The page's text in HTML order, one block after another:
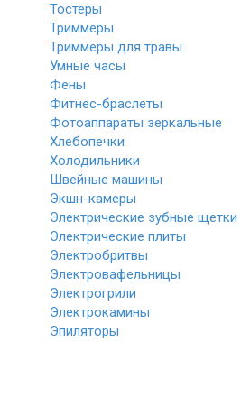
Тостеры
Триммеры
Триммеры для травы
Умные часы
Фены
Фитнес-браслеты
Фотоаппараты зеркальные
Хлебопечки
Холодильники
Швейные машины
Экшн-камеры
Электрические зубные щетки
Электрические плиты
Электробритвы
Электровафельницы
Электрогрили
Электрокамины
Эпиляторы